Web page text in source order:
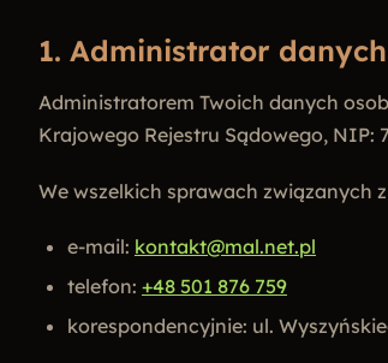
1. Administrator
Administratorem Twoich danych
Krajowego Rejestru Sądowego, NIP:
We wszelkich sprawach związanych
e-mail: kontakt@mal.net.pl
telefon: +48 501 876 759
korespondencyjnie: ul.